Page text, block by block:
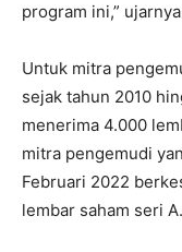
program ini,”
Untuk mitra
sejak tahun 2010
menerima 4.000
mitra pengemudi
Februari 2022
lembar saham seri A.